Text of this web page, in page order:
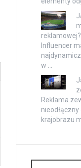
reklamowej?
Influencer
w …
Reklama
krajobrazu